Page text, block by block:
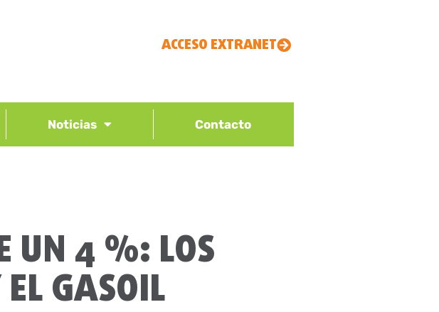
ACCESO EXTRANET
Noticias Contacto
UN 4 %: LOS
GASOIL